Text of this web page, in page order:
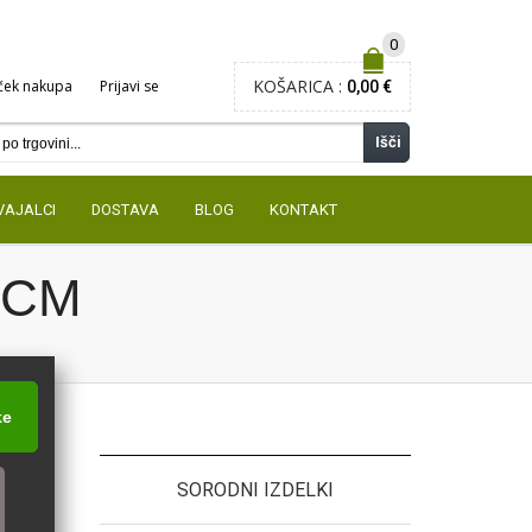
nakupa Prijavi se
Išči
0
KOŠARICA : 0,00 €
DOSTAVA BLOG KONTAKT
SORODNI IZDELKI